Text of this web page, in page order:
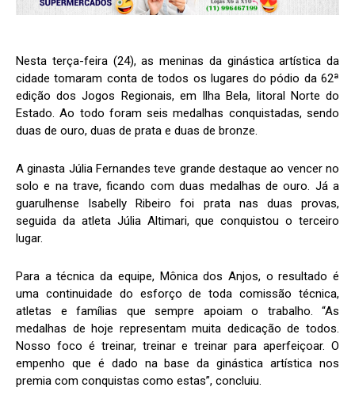
Nesta terça-feira (24), as meninas da ginástica artística da
cidade tomaram conta de todos os lugares do pódio da 62ª
edição dos Jogos Regionais, em Ilha Bela, litoral Norte do
Estado. Ao todo foram seis medalhas conquistadas, sendo
duas de ouro, duas de prata e duas de bronze.
A ginasta Júlia Fernandes teve grande destaque ao vencer no
solo e na trave, ficando com duas medalhas de ouro. Já a
guarulhense Isabelly Ribeiro foi prata nas duas provas,
seguida da atleta Júlia Altimari, que conquistou o terceiro
lugar.
Para a técnica da equipe, Mônica dos Anjos, o resultado é
uma continuidade do esforço de toda comissão técnica,
atletas e famílias que sempre apoiam o trabalho. “As
medalhas de hoje representam muita dedicação de todos.
Nosso foco é treinar, treinar e treinar para aperfeiçoar. O
empenho que é dado na base da ginástica artística nos
premia com conquistas como estas”, concluiu.